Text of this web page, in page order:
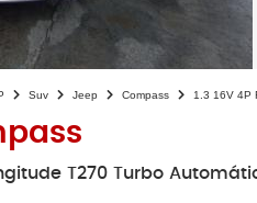
Suv Jeep Compass 1.3 16V 4P
T270 Turbo